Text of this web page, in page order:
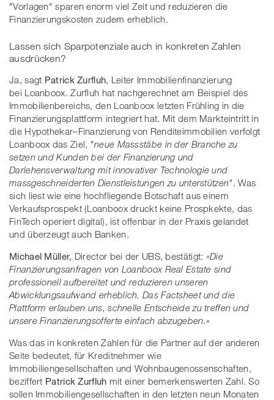
"Vorlagen" sparen enorm viel Zeit und reduzieren die
Finanzierungskosten zudem erheblich.
Lassen sich Sparpotenziale auch in konkreten Zahlen
ausdrücken?
Ja, sagt Patrick Zurfluh, Leiter Immobilienfinanzierung
bei Loanboox. Zurfluh hat nachgerechnet am Beispiel des
Immobilienbereichs, den Loanboox letzten Frühling in die
Finanzierungsplattform integriert hat. Mit dem Markteintritt in
die Hypothekar–Finanzierung von Renditeimmobilien verfolgt
Loanboox das Ziel, "neue Massstäbe in der Branche zu
setzen und Kunden bei der Finanzierung und
Darlehensverwaltung mit innovativer Technologie und
massgeschneiderten Dienstleistungen zu unterstützen". Was
sich liest wie eine hochfliegende Botschaft aus einem
Verkaufsprospekt (Loanboox druckt keine Prospkekte, das
FinTech operiert digital), ist offenbar in der Praxis gelandet
und überzeugt auch Banken.
Michael Müller, Director bei der UBS, bestätigt: «Die
Finanzierungsanfragen von Loanboox Real Estate sind
professionell aufbereitet und reduzieren unseren
Abwicklungsaufwand erheblich. Das Factsheet und die
Plattform erlauben uns, schnelle Entscheide zu treffen und
unsere Finanzierungsofferte einfach abzugeben.»
Was das in konkreten Zahlen für die Partner auf der anderen
Seite bedeutet, für Kreditnehmer wie
Immobiliengesellschaften und Wohnbaugenossenschaften,
beziffert Patrick Zurfluh mit einer bemerkenswerten Zahl. So
sollen Immobiliengesellschaften in den letzten neun Monaten